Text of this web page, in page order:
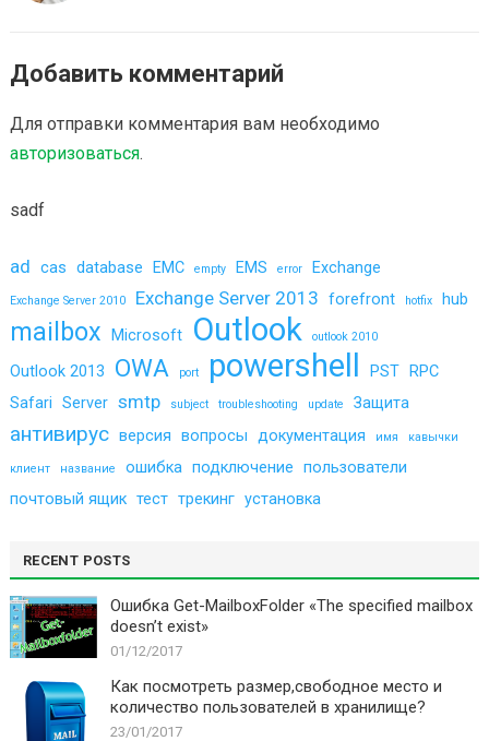
Добавить комментарий
Для отправки комментария вам необходимо
авторизоваться.
sadf
ad cas database EMC empty EMS error Exchange
Exchange Server 2010 Exchange Server 2013 forefront hotfix hub
mailbox Microsoft Outlook outlook 2010
Outlook 2013 OWA port powershell PST
RPC
Safari Server smtp subject troubleshooting update Защита
антивирус версия вопросы документация имя кавычки
клиент название ошибка подключение пользователи
почтовый ящик тест трекинг установка
RECENT POSTS
Ошибка Get-MailboxFolder «The specified mailbox
doesn’t exist»
01/12/2017
Как посмотреть размер,свободное место и
количество пользователей в хранилище?
23/01/2017